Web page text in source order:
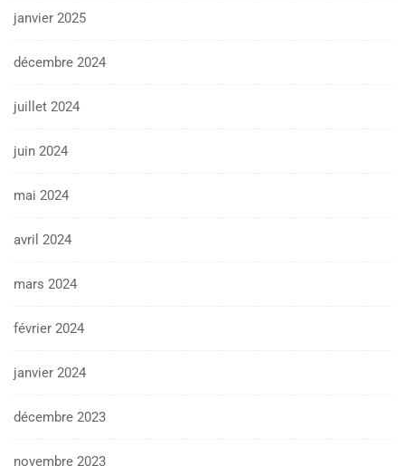
janvier 2025
décembre 2024
juillet 2024
juin 2024
mai 2024
avril 2024
mars 2024
février 2024
janvier 2024
décembre 2023
novembre 2023